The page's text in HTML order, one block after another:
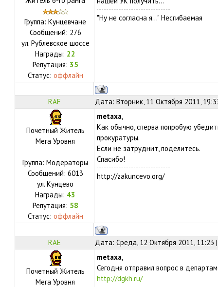
Группа: Кунцевчане
Сообщений: 276
ул. Рублевское шоссе
Награды: 22
Репутация: 35
Статус: оффлайн
"Ну не согласна я..." Несгибаемая
RAE Дата: Вторник, 11 Октября 2011,
Почетный Житель
Мега Уровня
Группа: Модераторы
Сообщений: 6013
ул. Кунцево
Награды: 43
Репутация: 58
Статус: оффлайн
metaxa,
Как обычно, сперва попробую
прокуратуры.
Если не затруднит, поделитесь.
Спасибо!
http://zakuncevo.org/
RAE Дата: Среда, 12 Октября 2011,
Почетный Житель
Мега Уровня
metaxa,
Сегодня отправил вопрос в
http://dgkh.ru/